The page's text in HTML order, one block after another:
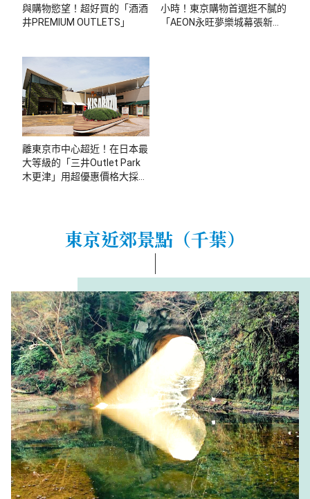
與購物慾望！超好買的「酒酒
井PREMIUM OUTLETS」
小時！東京購物首選逛不膩的
「AEON永旺夢樂城幕張新都
離東京市中心超近！在日本最
大等級的「三井Outlet Park
木更津」用超優惠價格大採
東京近郊景點（千葉）